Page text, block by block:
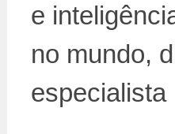
e
no mundo,
especialista